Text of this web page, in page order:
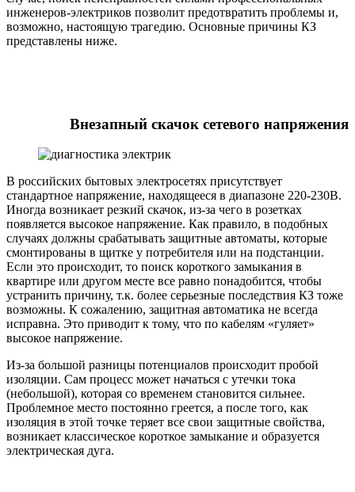
инженеров-электриков позволит предотвратить проблемы и,
возможно, настоящую трагедию. Основные причины КЗ
представлены ниже.
Внезапный скачок сетевого напряжения
В российских бытовых электросетях присутствует
стандартное напряжение, находящееся в диапазоне 220-230В.
Иногда возникает резкий скачок, из-за чего в розетках
появляется высокое напряжение. Как правило, в подобных
случаях должны срабатывать защитные автоматы, которые
смонтированы в щитке у потребителя или на подстанции.
Если это происходит, то поиск короткого замыкания в
квартире или другом месте все равно понадобится, чтобы
устранить причину, т.к. более серьезные последствия КЗ тоже
возможны. К сожалению, защитная автоматика не всегда
исправна. Это приводит к тому, что по кабелям «гуляет»
высокое напряжение.
Из-за большой разницы потенциалов происходит пробой
изоляции. Сам процесс может начаться с утечки тока
(небольшой), которая со временем становится сильнее.
Проблемное место постоянно греется, а после того, как
изоляция в этой точке теряет все свои защитные свойства,
возникает классическое короткое замыкание и образуется
электрическая дуга.